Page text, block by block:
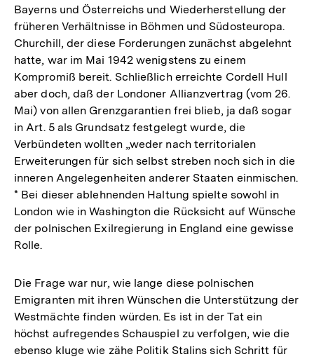
Bayerns und Österreichs und Wiederherstellung der
früheren Verhältnisse in Böhmen und Südosteuropa.
Churchill, der diese Forderungen zunächst abgelehnt
hatte, war im Mai 1942 wenigstens zu einem
Kompromiß bereit. Schließlich erreichte Cordell Hull
aber doch, daß der Londoner Allianzvertrag (vom 26.
Mai) von allen Grenzgarantien frei blieb, ja daß sogar
in Art. 5 als Grundsatz festgelegt wurde, die
Verbündeten wollten „weder nach territorialen
Erweiterungen für sich selbst streben noch sich in die
inneren Angelegenheiten anderer Staaten einmischen.
* Bei dieser ablehnenden Haltung spielte sowohl in
London wie in Washington die Rücksicht auf Wünsche
der polnischen Exilregierung in England eine gewisse
Rolle.
Die Frage war nur, wie lange diese polnischen
Emigranten mit ihren Wünschen die Unterstützung der
Westmächte finden würden. Es ist in der Tat ein
höchst aufregendes Schauspiel zu verfolgen, wie die
ebenso kluge wie zähe Politik Stalins sich Schritt für